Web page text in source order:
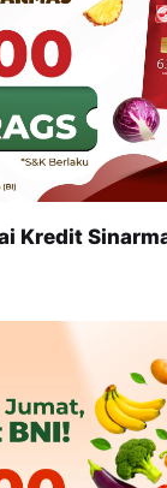
Kredit